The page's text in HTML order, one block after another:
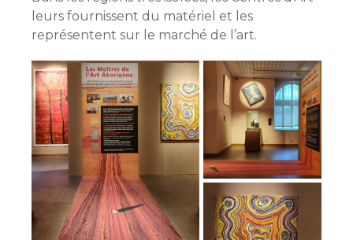
leurs fournissent du matériel et les
représentent sur le marché de l’art.